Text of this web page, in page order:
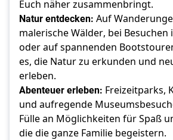
Euch näher zusammenbringt.
Natur entdecken: Auf
malerische Wälder, bei Besuchen
oder auf spannenden
es, die Natur zu erkunden und
erleben.
Abenteuer erleben: Freizeitparks,
und aufregende
Fülle an Möglichkeiten für Spaß
die die ganze Familie begeistern.